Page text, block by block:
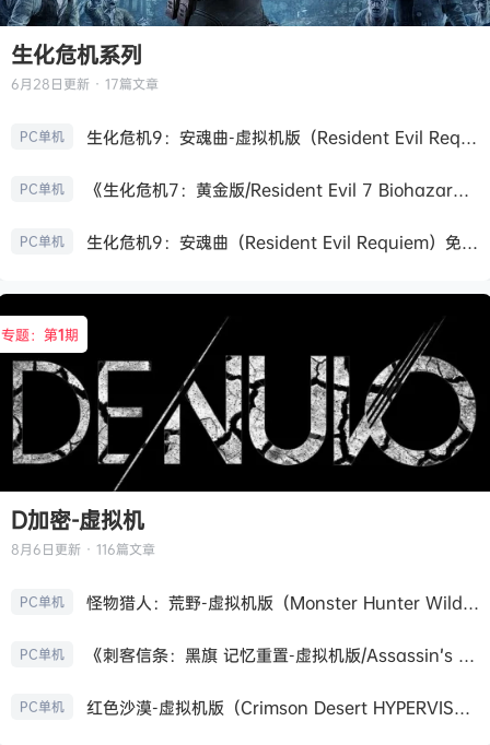
生化危机系列
6月28日更新 · 17篇文章
PC单机 生化危机9：安魂曲-虚拟机版（Resident Evil Requiem HYPERVISOR）免安装中文版
PC单机 《生化危机7：黄金版/Resident Evil 7 Biohazard》免安装中文版
PC单机 生化危机9：安魂曲（Resident Evil Requiem）免安装中文版
专题：第1期
D加密-虚拟机
8月6日更新 · 116篇文章
PC单机 怪物猎人：荒野-虚拟机版（Monster Hunter Wilds HYPERVISOR）免安装中文版
PC单机 《刺客信条：黑旗 记忆重置-虚拟机版/Assassin’s Creed Black Flag Resynced HYPERVISOR》免安装中文版
PC单机 红色沙漠-虚拟机版（Crimson Desert HYPERVISOR）免安装中文版